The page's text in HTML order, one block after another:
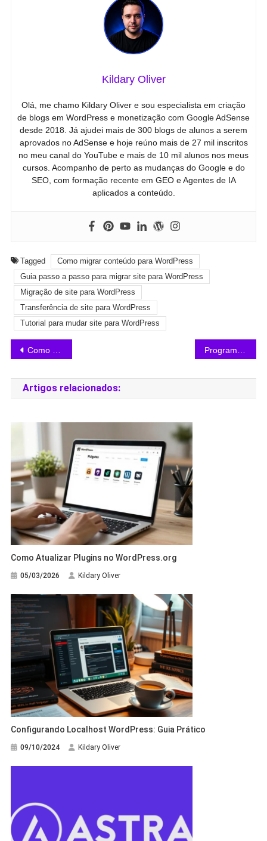
Kildary Oliver
Olá, me chamo Kildary Oliver e sou especialista em criação
de blogs em WordPress e monetização com Google AdSense
desde 2018. Já ajudei mais de 300 blogs de alunos a serem
aprovados no AdSense e hoje reúno mais de 27 mil inscritos
no meu canal do YouTube e mais de 10 mil alunos nos meus
cursos. Acompanho de perto as mudanças do Google e do
SEO, com formação recente em GEO e Agentes de IA
aplicados a conteúdo.
Tagged
Como migrar conteúdo para WordPress
Guia passo a passo para migrar site para WordPress
Migração de site para WordPress
Transferência de site para WordPress
Tutorial para mudar site para WordPress
Como ter o blog citado pelas IA’s e atrair tráfego
Artigos relacionados:
Como Atualizar Plugins no WordPress.org
05/03/2026 Kildary Oliver
Configurando Localhost WordPress: Guia Prático
09/10/2024 Kildary Oliver